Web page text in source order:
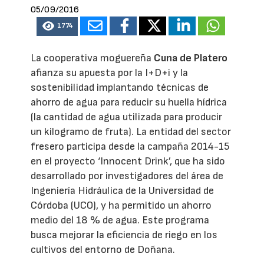
05/09/2016
1774
La cooperativa moguereña Cuna de Platero
afianza su apuesta por la I+D+i y la
sostenibilidad implantando técnicas de
ahorro de agua para reducir su huella hídrica
(la cantidad de agua utilizada para producir
un kilogramo de fruta). La entidad del sector
fresero participa desde la campaña 2014-15
en el proyecto ‘Innocent Drink’, que ha sido
desarrollado por investigadores del área de
Ingeniería Hidráulica de la Universidad de
Córdoba (UCO), y ha permitido un ahorro
medio del 18 % de agua. Este programa
busca mejorar la eficiencia de riego en los
cultivos del entorno de Doñana.